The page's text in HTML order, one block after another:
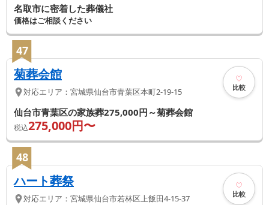
名取市に密着した葬儀社
価格はご相談ください
47
菊葬会館
対応エリア： 宮城県仙台市青葉区本町2-19-15 比較
仙台市青葉区の家族葬275,000円～菊葬会館
税込275,000円〜
48
ハート葬祭
対応エリア： 宮城県仙台市若林区上飯田4-15-37 比較